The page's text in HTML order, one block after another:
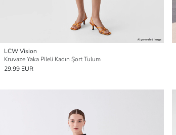
LCW Vision
Kruvaze Yaka Pileli Kadın Şort Tulum
29.99 EUR